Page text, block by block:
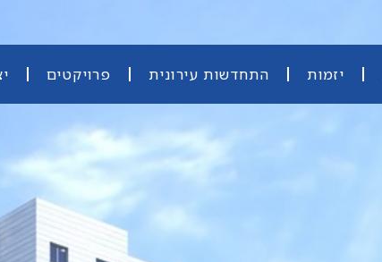
יזמות התחדשות עירונית פרויקטים